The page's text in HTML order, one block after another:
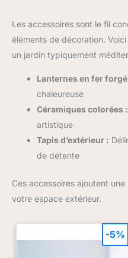
naturel
Les accessoires sont le fil
éléments de décoration.
un jardin typiquement
Lanternes en fer
chaleureuse
Céramiques colorées :
artistique
Tapis d’extérieur :
de détente
Ces accessoires ajoutent
votre espace extérieur.
-5%